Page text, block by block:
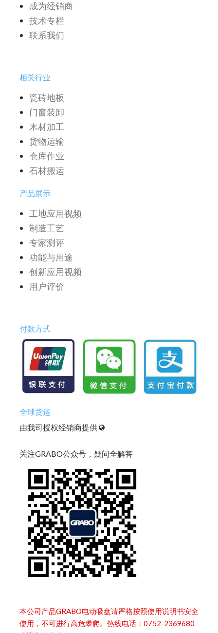
成为经销商
技术专栏
联系我们
相关行业
瓷砖地板
门窗装卸
木材加工
货物运输
仓库作业
石材搬运
产品展示
工地应用视频
制造工艺
专家测评
功能与用途
创新应用视频
用户评价
付款方式
全球货运
由我司授权经销商提供
关注GRABO公众号，疑问全解答
本公司产品GRABO电动吸盘请严格按照使用说明书安全
使用，不可进行高危攀爬。热线电话：0752-2369680